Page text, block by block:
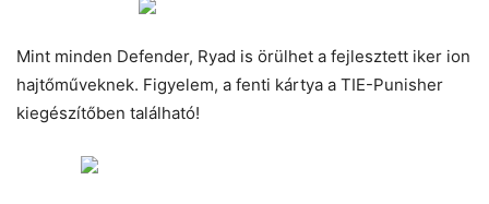
Mint minden Defender, Ryad is örülhet a fejlesztett iker ion
hajtőműveknek. Figyelem, a fenti kártya a TIE-Punisher
kiegészítőben található!